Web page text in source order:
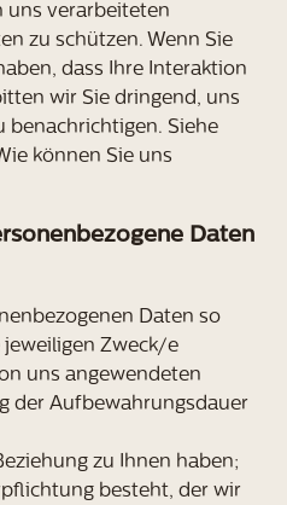
uns verarbeiteten
zu schützen. Wenn Sie
dass Ihre Interaktion
wir Sie dringend, uns
benachrichtigen. Siehe
können Sie uns
Daten
Daten so
Zweck/e
uns angewendeten
der Aufbewahrungsdauer
zu Ihnen haben;
besteht, der wir